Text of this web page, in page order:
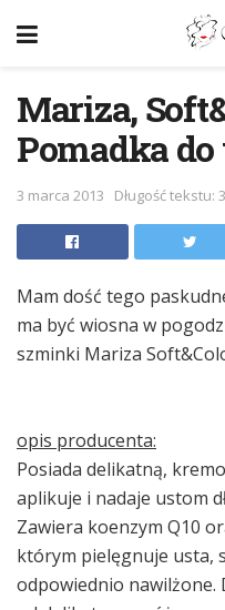
Mariza,
Pomadka
3 marca 2013 Długość tekstu:
Mam dość tego
ma być wiosna w
szminki Mariza
opis producenta:
Posiada delikatną,
aplikuje i nadaje ustom
Zawiera koenzym Q10
którym pielęgnuje usta,
odpowiednio nawilżone.